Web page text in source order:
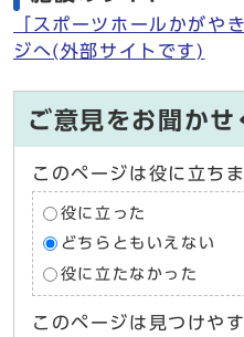
「スポーツホールかがや
ジへ(外部サイトです)
ご意見をお聞かせ
このページは役に立ち
役に立った
どちらともいえない
役に立たなかった
このページは見つけや